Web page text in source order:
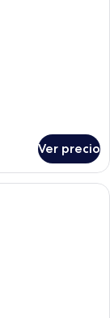
Ver precio
una cama